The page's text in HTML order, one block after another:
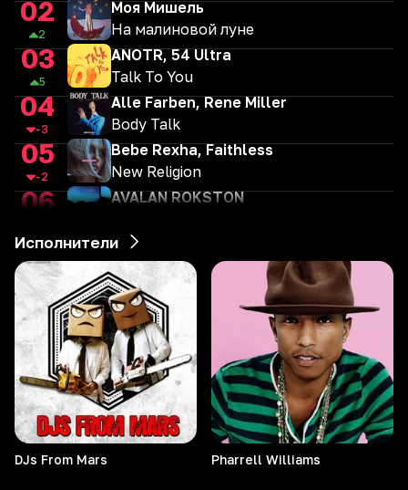
02
2
Моя Мишель
На малиновой луне
03
5
ANOTR, 54 Ultra
Talk To You
04
-3
Alle Farben, Rene Miller
Body Talk
05
-2
Bebe Rexha, Faithless
New Religion
06
AVALAN ROKSTON
07
3
Marshmello & Portugal The Man
Phoenix
08
-3
Meduza feat Henry Camamile
Don`t wanna go home
09
4
HUGEL, Imael Angel, Ultra Nate
Movin' To The Sun
10
-1
By Индия, Xcho, MOT
Шадэ (Vadim Adamov & Hardphol Remix)
11
1
John Summit, Devault & Julia Church
SHADES OF BLUE
Исполнители
DJs From Mars Pharrell Williams